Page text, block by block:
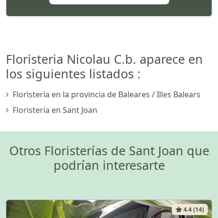
Floristeria Nicolau C.b. aparece en
los siguientes listados :
Floristería en la provincia de Baleares / Illes Balears
Floristería en Sant Joan
Otros Floristerías de Sant Joan que
podrían interesarte
4.4 (14)